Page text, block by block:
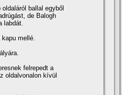
ballal egyből
de Balogh
labdát.
mellé.
felrepedt a
oldalvonalon kí­vül